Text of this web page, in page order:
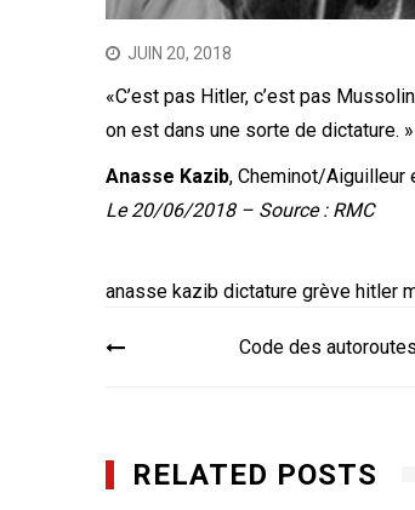
JUIN 20, 2018
«C’est pas Hitler, c’est pas
on est dans une sorte de dictature. »
Anasse Kazib, Cheminot/Aiguilleur
Le 20/06/2018 – Source : RMC
anasse kazib dictature grève hitler
Navigation
Code des
RELATED POSTS